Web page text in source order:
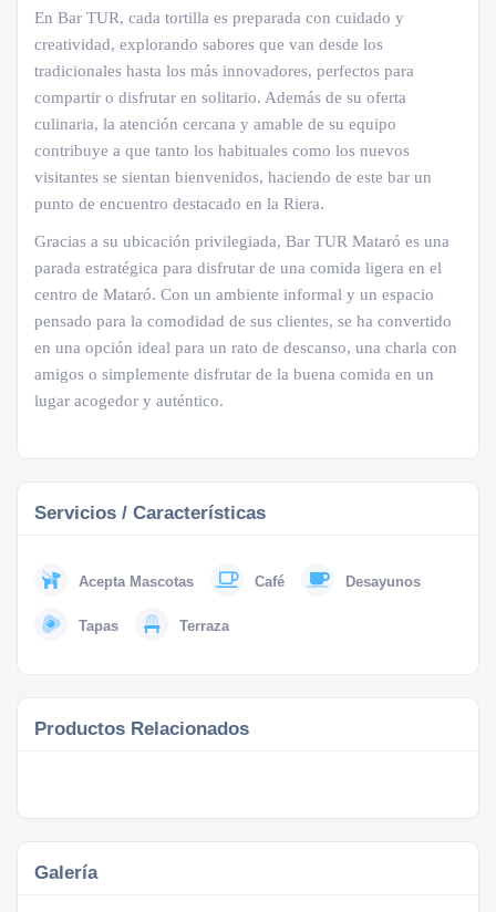
En Bar TUR, cada tortilla es preparada con cuidado y
creatividad, explorando sabores que van desde los
tradicionales hasta los más innovadores, perfectos para
compartir o disfrutar en solitario. Además de su oferta
culinaria, la atención cercana y amable de su equipo
contribuye a que tanto los habituales como los nuevos
visitantes se sientan bienvenidos, haciendo de este bar un
punto de encuentro destacado en la Riera.
Gracias a su ubicación privilegiada, Bar TUR Mataró es una
parada estratégica para disfrutar de una comida ligera en el
centro de Mataró. Con un ambiente informal y un espacio
pensado para la comodidad de sus clientes, se ha convertido
en una opción ideal para un rato de descanso, una charla con
amigos o simplemente disfrutar de la buena comida en un
lugar acogedor y auténtico.
Servicios / Características
Acepta Mascotas Café Desayunos
Tapas Terraza
Productos Relacionados
Galería